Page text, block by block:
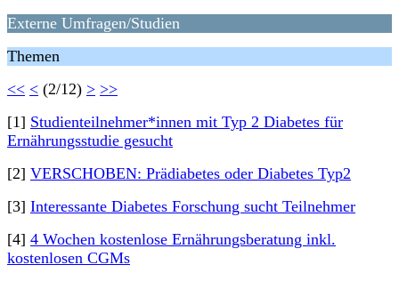
Externe Umfragen/Studien
Themen
<< < (2/12) > >>
[1] Studienteilnehmer*innen mit Typ 2 Diabetes für
Ernährungsstudie gesucht
[2] VERSCHOBEN: Prädiabetes oder Diabetes Typ2
[3] Interessante Diabetes Forschung sucht Teilnehmer
[4] 4 Wochen kostenlose Ernährungsberatung inkl.
kostenlosen CGMs